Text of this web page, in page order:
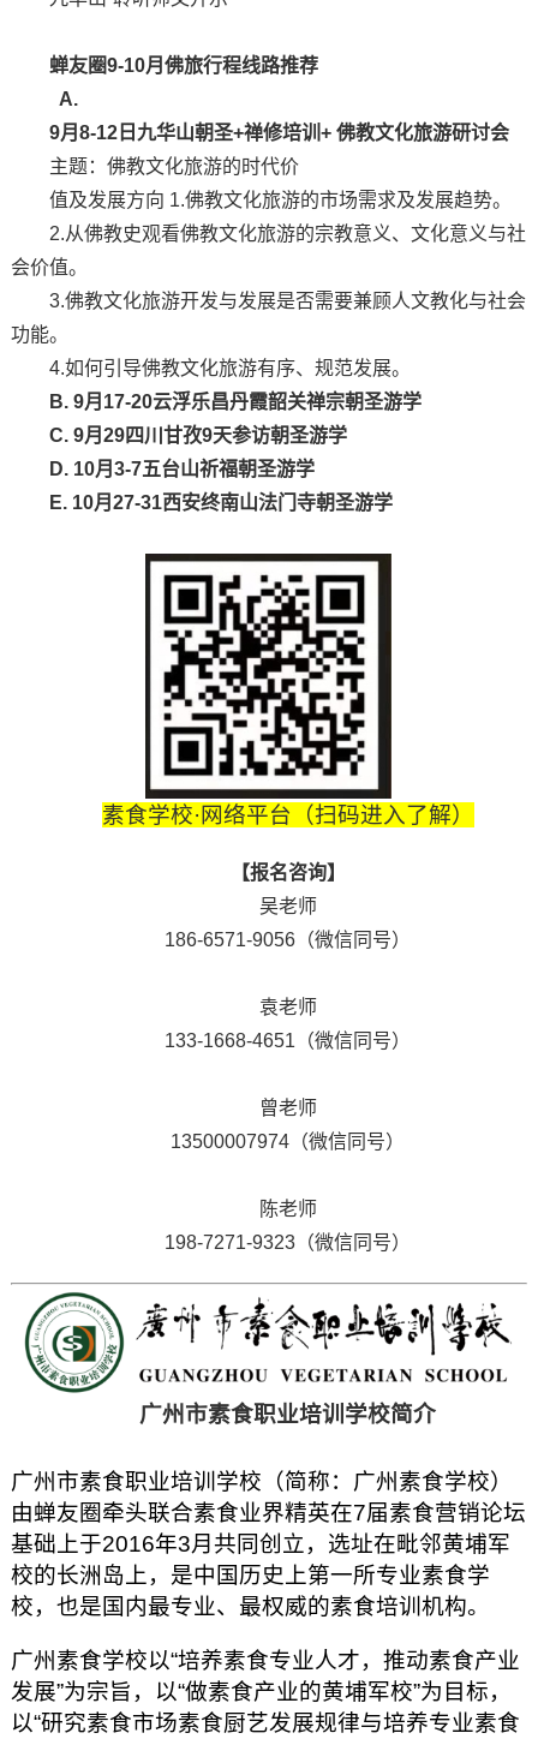
蝉友圈9-10月佛旅行程线路推荐
A.
9月8-12日九华山朝圣+禅修培训+ 佛教文化旅游研讨会
主题：佛教文化旅游的时代价
值及发展方向 1.佛教文化旅游的市场需求及发展趋势。
2.从佛教史观看佛教文化旅游的宗教意义、文化意义与社
会价值。
3.佛教文化旅游开发与发展是否需要兼顾人文教化与社会
功能。
4.如何引导佛教文化旅游有序、规范发展。
B. 9月17-20云浮乐昌丹霞韶关禅宗朝圣游学
C. 9月29四川甘孜9天参访朝圣游学
D. 10月3-7五台山祈福朝圣游学
E. 10月27-31西安终南山法门寺朝圣游学
素食学校·网络平台（扫码进入了解）
【报名咨询】
吴老师
186-6571-9056（微信同号）
袁老师
133-1668-4651（微信同号）
曾老师
13500007974（微信同号）
陈老师
198-7271-9323（微信同号）
广州市素食职业培训学校简介
广州市素食职业培训学校（简称：广州素食学校）
由蝉友圈牵头联合素食业界精英在7届素食营销论坛
基础上于2016年3月共同创立，选址在毗邻黄埔军
校的长洲岛上，是中国历史上第一所专业素食学
校，也是国内最专业、最权威的素食培训机构。
广州素食学校以“培养素食专业人才，推动素食产业
发展”为宗旨，以“做素食产业的黄埔军校”为目标，
以“研究素食市场素食厨艺发展规律与培养专业素食